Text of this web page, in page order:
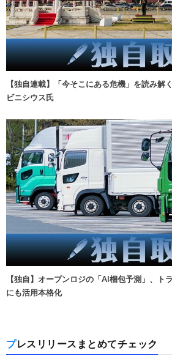
【独自連載】「今そこにある危機」を読み
ビニシウス氏
【独自】オープンロジの「AI梱包予測」、ト
にも活用本格化
プレスリリースまとめてチェック